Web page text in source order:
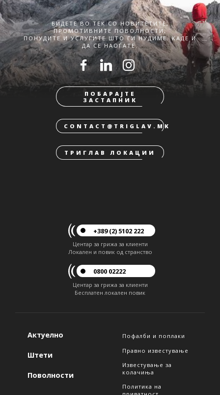
БИДЕТЕ ВО ТЕК СО НОВИТЕТИТЕ,
ПРОМОТИВНИТЕ ПОВОЛНОСТИ,
ПОНУДИТЕ И УСЛУГИТЕ ШТО ГИ НУДИМЕ. КАДЕ И
ДА СЕ НАОЃАТЕ.
ПОБАРАЈТЕ
ЗАСТАПНИК
CONTACT@TRIGLAV.MK
ТРИГЛАВ ЛОКАЦИИ
+389 (2) 5102 222
Центар за грижа за клиенти
Локален и повик од странство
0800 02222
Центар за грижа за клиенти
Бесплатен локален повик
Актуелно
Штети
Поволности
Пофалби и поплаки
Правно известување
Известување за
колачиња
Политика на